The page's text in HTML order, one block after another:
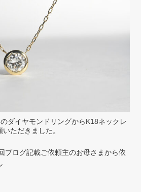
ダイヤモンドリングからK18ネックレ
ただきました。
ブログ記載ご依頼主のお母さまから依